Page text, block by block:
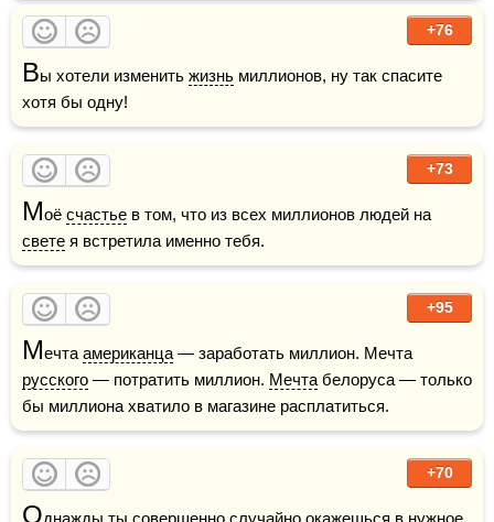
+76
Вы хотели изменить жизнь миллионов, ну так спасите
хотя бы одну!
+73
Моё счастье
свете я встретила именно тебя.
+95
Мечта американца
русского — потратить миллион. Мечта белоруса — только
бы миллиона хватило в магазине расплатиться.
+70
О